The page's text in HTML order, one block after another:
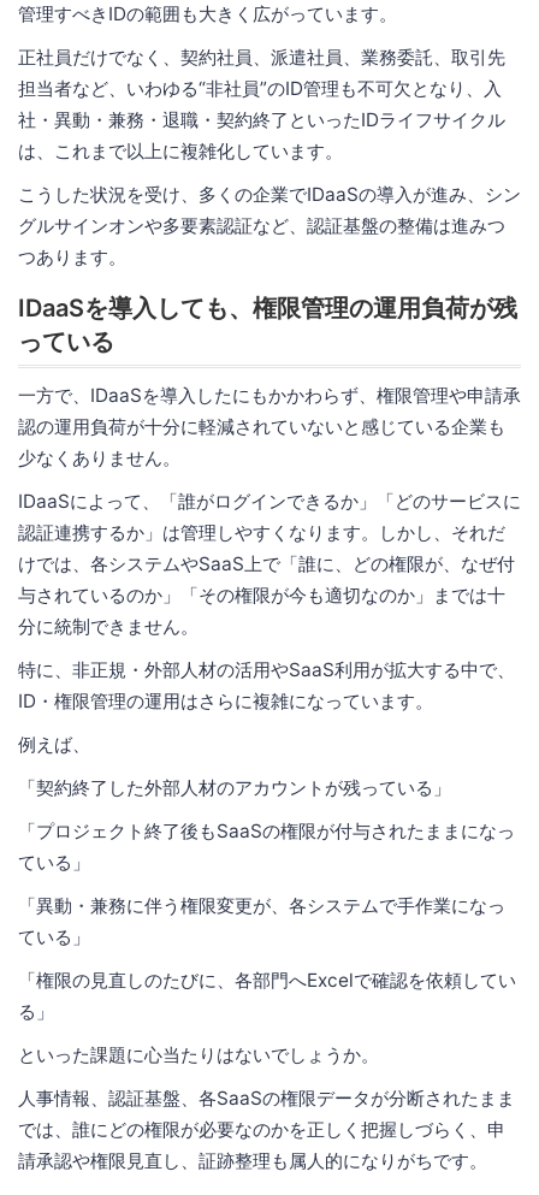
管理すべきIDの範囲も大きく広がっています。
正社員だけでなく、契約社員、派遣社員、業務委託、取引先
担当者など、いわゆる“非社員”のID管理も不可欠となり、入
社・異動・兼務・退職・契約終了といったIDライフサイクル
は、これまで以上に複雑化しています。
こうした状況を受け、多くの企業でIDaaSの導入が進み、シン
グルサインオンや多要素認証など、認証基盤の整備は進みつ
つあります。
IDaaSを導入しても、権限管理の運用負荷が残
っている
一方で、IDaaSを導入したにもかかわらず、権限管理や申請承
認の運用負荷が十分に軽減されていないと感じている企業も
少なくありません。
IDaaSによって、「誰がログインできるか」「どのサービスに
認証連携するか」は管理しやすくなります。しかし、それだ
けでは、各システムやSaaS上で「誰に、どの権限が、なぜ付
与されているのか」「その権限が今も適切なのか」までは十
分に統制できません。
特に、非正規・外部人材の活用やSaaS利用が拡大する中で、
ID・権限管理の運用はさらに複雑になっています。
例えば、
「契約終了した外部人材のアカウントが残っている」
「プロジェクト終了後もSaaSの権限が付与されたままになっ
ている」
「異動・兼務に伴う権限変更が、各システムで手作業になっ
ている」
「権限の見直しのたびに、各部門へExcelで確認を依頼してい
る」
といった課題に心当たりはないでしょうか。
人事情報、認証基盤、各SaaSの権限データが分断されたまま
では、誰にどの権限が必要なのかを正しく把握しづらく、申
請承認や権限見直し、証跡整理も属人的になりがちです。